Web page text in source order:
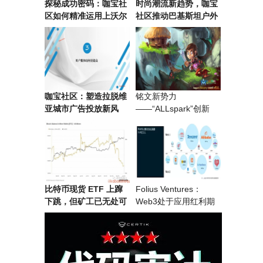
探秘成功密码：咖宝社
区如何精准运用上沃尔
特城市广告投放实现业
务增长？
时尚潮流新趋势，咖宝
社区推动巴基斯坦户外
大屏广告投放智慧营
销！
咖宝社区：塑造拉脱维
亚城市广告投放新风
貌，引领品牌发展！
铭文新势力
——“ALLspark”创新
比特币现货 ETF 上蹿
下跳，但矿工已无处可
悲鸣
Folius Ventures：
Web3处于应用红利期
前夕，即将迎来华人创
业者的黄金时代